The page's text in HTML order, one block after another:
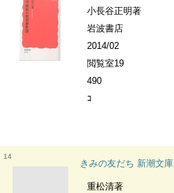
小長谷正明著
岩波書店
2014/02
閲覧室19
490
ｺ
14
きみの友だち 新潮文庫
重松清著